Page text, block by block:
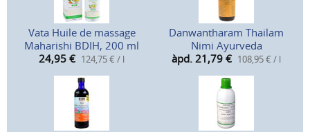
Vata Huile de massage
Maharishi BDIH, 200 ml
24,95 € 124,75 € / l
Danwantharam Thailam
Nimi Ayurveda
àpd. 21,79 € 108,95 € / l